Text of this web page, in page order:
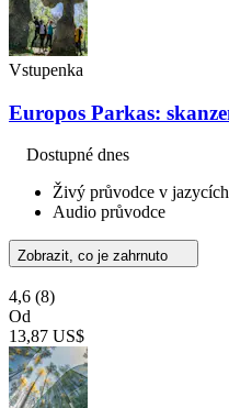
Vstupenka
Europos Parkas:
Dostupné dnes
Živý průvodce v
Audio průvodce
Zobrazit, co je zahrnuto
4,6 (8)
Od
13,87 US$